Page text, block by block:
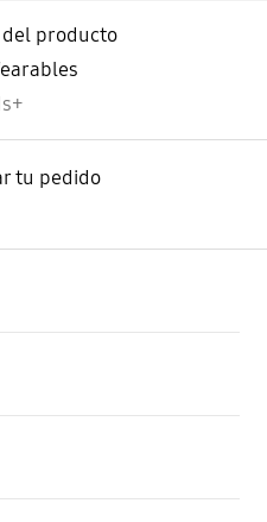
producto
tu pedido